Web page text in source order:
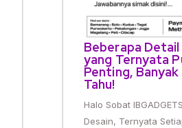
Beberapa Detail
yang Ternyata
Penting,
Tahu!
Halo Sobat
Desain, Ternyata